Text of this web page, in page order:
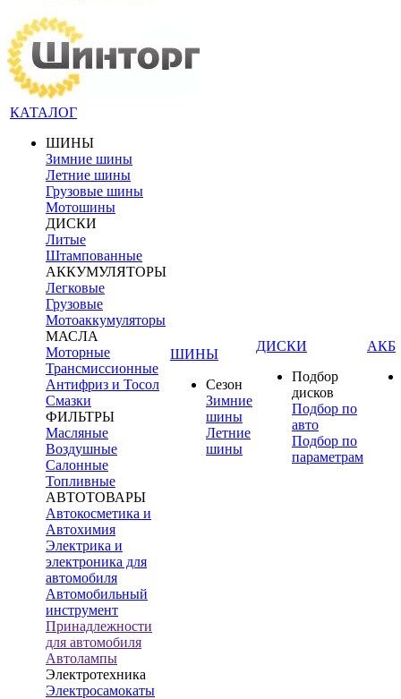
КАТАЛОГ
ШИНЫ
Зимние шины
Летние шины
Грузовые шины
Мотошины
ДИСКИ
Литые
Штампованные
АККУМУЛЯТОРЫ
Легковые
Грузовые
Мотоаккумуляторы
МАСЛА
Моторные
Трансмиссионные
Антифриз и Тосол
Смазки
ФИЛЬТРЫ
Масляные
Воздушные
Салонные
Топливные
АВТОТОВАРЫ
Автокосметика и
Автохимия
Электрика и
электроника для
автомобиля
Автомобильный
инструмент
Принадлежности
для автомобиля
Автолампы
Электротехника
Электросамокаты
ШИНЫ
Сезон
Зимние
шины
Летние
шины
ДИСКИ
Подбор
дисков
Подбор по
авто
Подбор по
параметрам
АКБ